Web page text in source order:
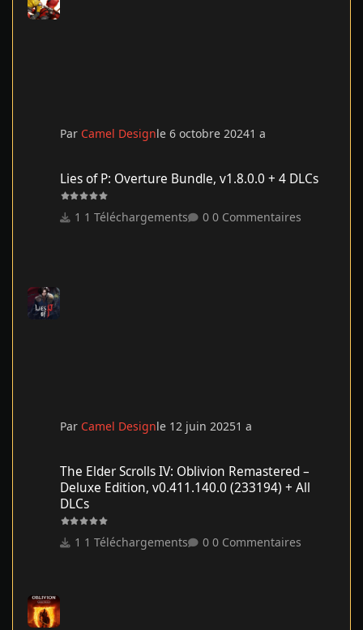
Par Camel Designle 6 octobre 20241 a
Lies of P: Overture Bundle, v1.8.0.0 + 4 DLCs
1 Téléchargements 0 Commentaires
Par Camel Designle 12 juin 20251 a
The Elder Scrolls IV: Oblivion Remastered –
Deluxe Edition, v0.411.140.0 (233194) + All
DLCs
1 Téléchargements 0 Commentaires